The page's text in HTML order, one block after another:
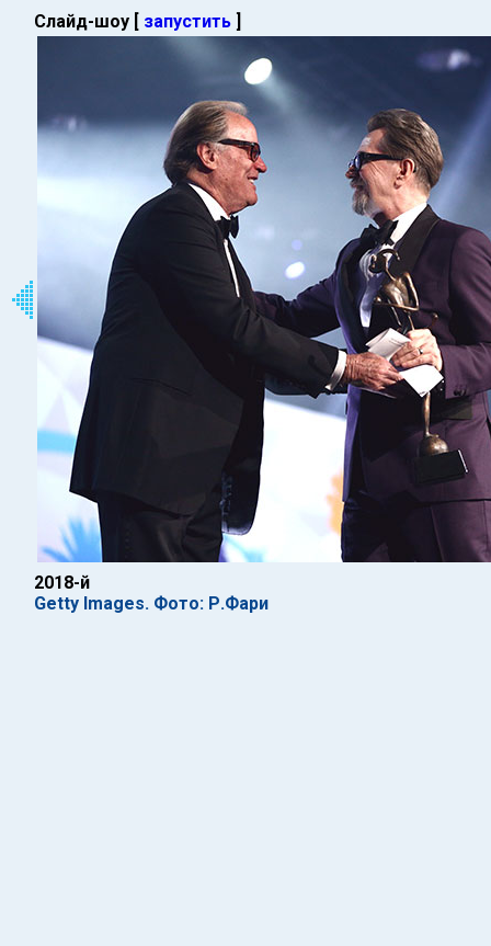
Слайд-шоу [ запустить ]
2018-й
Getty Images. Фото: Р.Фари